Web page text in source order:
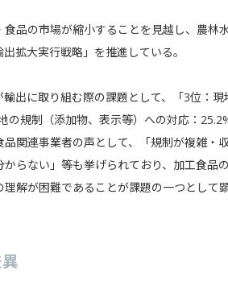
品の市場が縮小することを見越し、農林
拡大実行戦略」を推進している。
出に取り組む際の課題として、「3位：現
の規制（添加物、表示等）への対応：
関連事業者の声として、「規制が複雑・
らない」等も挙げられており、加工食品
解が困難であることが課題の一つとして